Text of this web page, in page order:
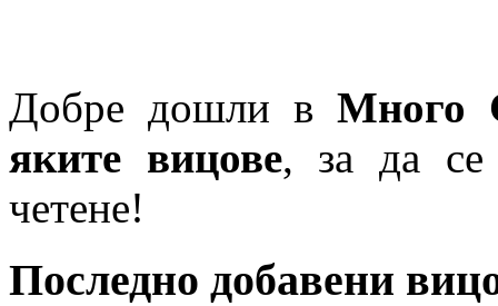
Добре дошли в Много
яките вицове, за да се
четене!
Последно добавени